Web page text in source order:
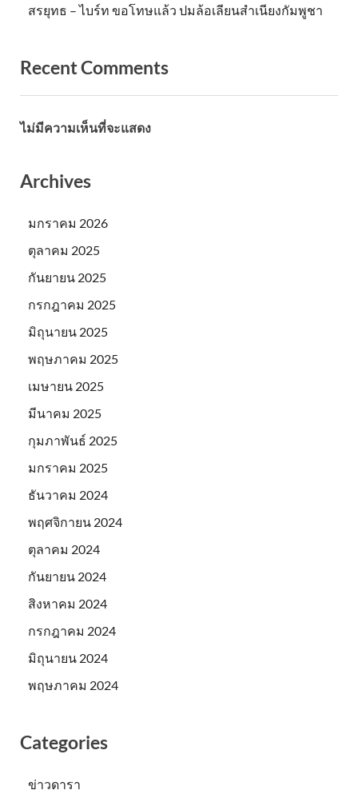
สรยุทธ – ไบร์ท ขอโทษแล้ว ปมล้อเลียนสำเนียงกัมพูชา
Recent Comments
ไม่มีความเห็นที่จะแสดง
Archives
มกราคม 2026
ตุลาคม 2025
กันยายน 2025
กรกฎาคม 2025
มิถุนายน 2025
พฤษภาคม 2025
เมษายน 2025
มีนาคม 2025
กุมภาพันธ์ 2025
มกราคม 2025
ธันวาคม 2024
พฤศจิกายน 2024
ตุลาคม 2024
กันยายน 2024
สิงหาคม 2024
กรกฎาคม 2024
มิถุนายน 2024
พฤษภาคม 2024
Categories
ข่าวดารา